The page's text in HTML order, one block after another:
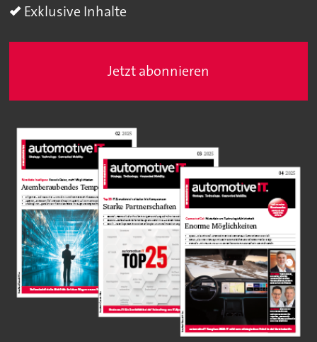
Exklusive Inhalte
Jetzt abonnieren